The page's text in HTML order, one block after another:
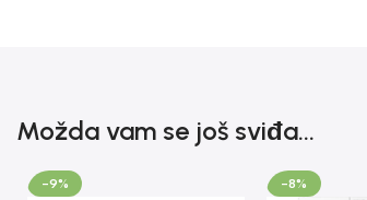
Možda vam se još sviđa...
-9% -8%